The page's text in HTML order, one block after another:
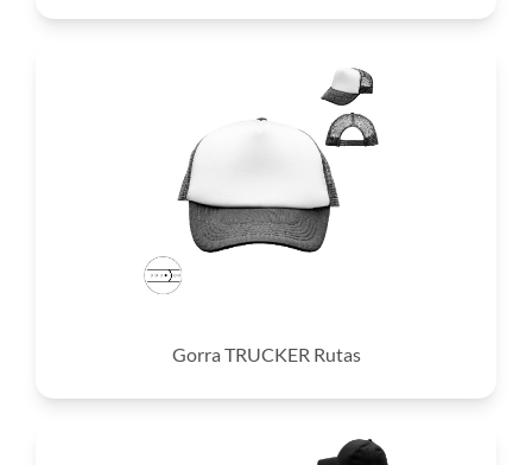
Gorra TRUCKER Rutas